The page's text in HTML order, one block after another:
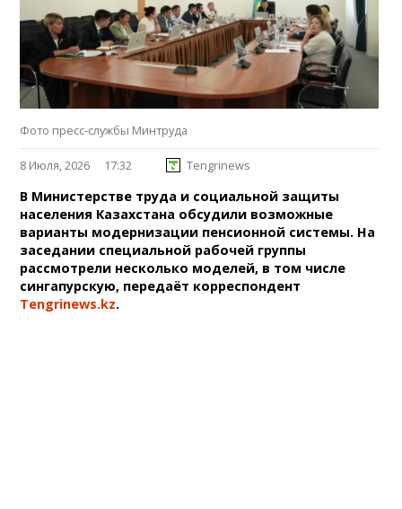
Фото пресс-службы Минтруда
8 Июля, 2026 17:32 Tengrinews
В Министерстве труда и социальной защиты
населения Казахстана обсудили возможные
варианты модернизации пенсионной системы. На
заседании специальной рабочей группы
рассмотрели несколько моделей, в том числе
сингапурскую, передаёт корреспондент
Tengrinews.kz.